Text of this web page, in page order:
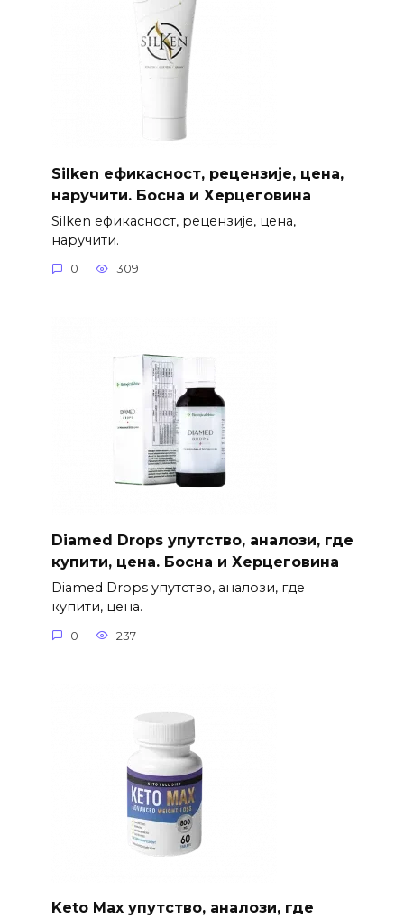
Silken ефикасност, рецензије, цена,
наручити. Босна и Херцеговина
Silken ефикасност, рецензије, цена,
наручити.
0 309
Diamed Drops упутство, аналози, где
купити, цена. Босна и Херцеговина
Diamed Drops упутство, аналози, где
купити, цена.
0 237
Keto Max упутство, аналози, где